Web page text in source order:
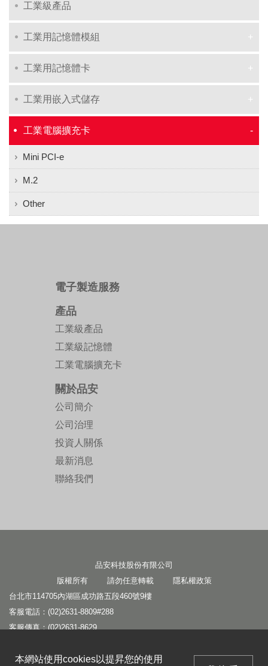
本網站使用cookies以提昇您的使用
工業級產品
工業用記憶體模組
工業用記憶體卡
工業用嵌入式儲存
工業電腦擴充卡
Mini PCI-e
M.2
Other
電子製造服務
產品
工業級產品
工業級記憶體
工業電腦擴充卡
關於品安
公司簡介
公司治理
投資人關係
最新消息
聯絡我們
品安科技股份有限公司
版權所有 請勿任意轉載 隱私權政策
台北市114705內湖區成功路五段460號9樓
客服電話：(02)2631-8809#288
客服傳真：(02)2631-8629
業務信箱：leo@panram.com.tw